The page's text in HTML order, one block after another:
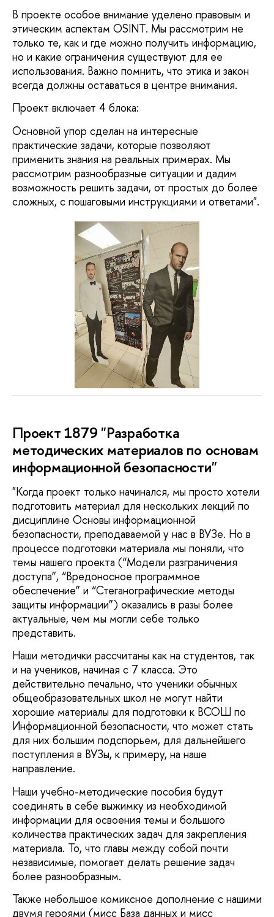
В проекте особое внимание уделено правовым и
этическим аспектам OSINT. Мы рассмотрим не
только те, как и где можно получить информацию,
но и какие ограничения существуют для ее
использования. Важно помнить, что этика и закон
всегда должны оставаться в центре внимания.
Проект включает 4 блока:
Основной упор сделан на интересные
практические задачи, которые позволяют
применить знания на реальных примерах. Мы
рассмотрим разнообразные ситуации и дадим
возможность решить задачи, от простых до более
сложных, с пошаговыми инструкциями и ответами".
Проект 1879 "Разработка
методических материалов по основам
информационной безопасности"
"Когда проект только начинался, мы просто хотели
подготовить материал для нескольких лекций по
дисциплине Основы информационной
безопасности, преподаваемой у нас в ВУЗе. Но в
процессе подготовки материала мы поняли, что
темы нашего проекта (“Модели разграничения
доступа”, “Вредоносное программное
обеспечение” и “Стеганографические методы
защиты информации”) оказались в разы более
актуальные, чем мы могли себе только
представить.
Наши методички рассчитаны как на студентов, так
и на учеников, начиная с 7 класса. Это
действительно печально, что ученики обычных
общеобразовательных школ не могут найти
хорошие материалы для подготовки к ВСОШ по
Информационной безопасности, что может стать
для них большим подспорьем, для дальнейшего
поступления в ВУЗы, к примеру, на наше
направление.
Наши учебно-методические пособия будут
соединять в себе выжимку из необходимой
информации для освоения темы и большого
количества практических задач для закрепления
материала. То, что главы между собой почти
независимые, помогает делать решение задач
более разнообразным.
Также небольшое комиксное дополнение с нашими
двумя героями (мисс База данных и мисс